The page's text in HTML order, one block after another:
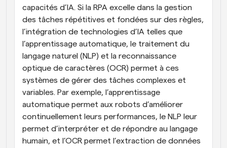
capacités d’IA. Si la RPA excelle dans la gestion
des tâches répétitives et fondées sur des règles,
l’intégration de technologies d’IA telles que
l’apprentissage automatique, le traitement du
langage naturel (NLP) et la reconnaissance
optique de caractères (OCR) permet à ces
systèmes de gérer des tâches complexes et
variables. Par exemple, l’apprentissage
automatique permet aux robots d’améliorer
continuellement leurs performances, le NLP leur
permet d’interpréter et de répondre au langage
humain, et l’OCR permet l’extraction de données